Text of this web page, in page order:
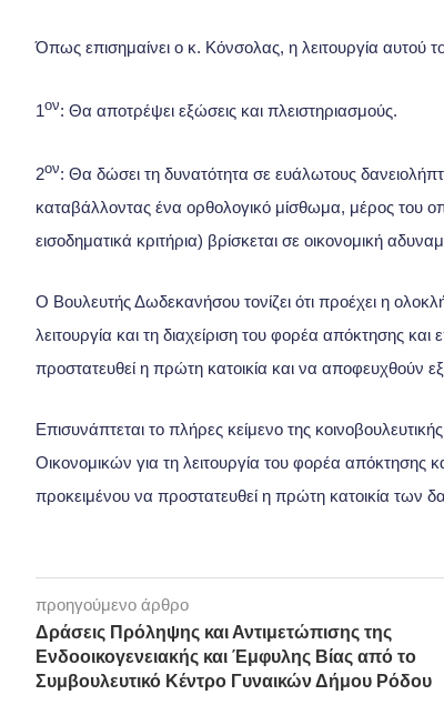
Όπως επισημαίνει ο κ. Κόνσολας, η λειτουργία αυτού
1ον: Θα αποτρέψει εξώσεις και πλειστηριασμούς.
2ον: Θα δώσει τη δυνατότητα σε ευάλωτους
καταβάλλοντας ένα ορθολογικό μίσθωμα, μέρος του
εισοδηματικά κριτήρια) βρίσκεται σε οικονομική
Ο Βουλευτής Δωδεκανήσου τονίζει ότι προέχει η
λειτουργία και τη διαχείριση του φορέα απόκτησης
προστατευθεί η πρώτη κατοικία και να αποφευχθούν
Επισυνάπτεται το πλήρες κείμενο της
Οικονομικών για τη λειτουργία του φορέα απόκτησης
προκειμένου να προστατευθεί η πρώτη κατοικία των
προηγούμενο άρθρο
Δράσεις Πρόληψης και Αντιμετώπισης της
Ενδοοικογενειακής και Έμφυλης Βίας από το
Συμβουλευτικό Κέντρο Γυναικών Δήμου Ρόδου